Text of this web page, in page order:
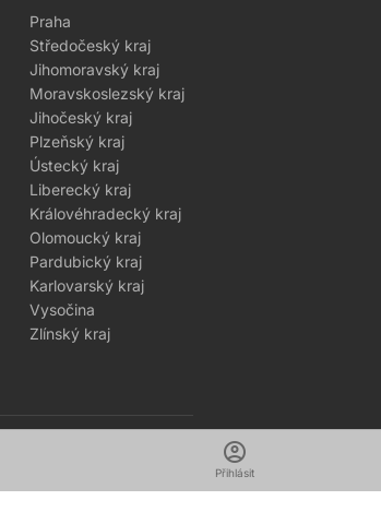
account_circle
Přihlásit
Praha
Středočeský kraj
Jihomoravský kraj
Moravskoslezský kraj
Jihočeský kraj
Plzeňský kraj
Ústecký kraj
Liberecký kraj
Královéhradecký kraj
Olomoucký kraj
Pardubický kraj
Karlovarský kraj
Vysočina
Zlínský kraj